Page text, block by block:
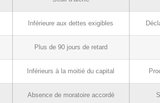
Inférieure aux dettes exigibles
Plus de 90 jours de retard
Inférieurs à la moitié du capital
Absence de moratoire accordé